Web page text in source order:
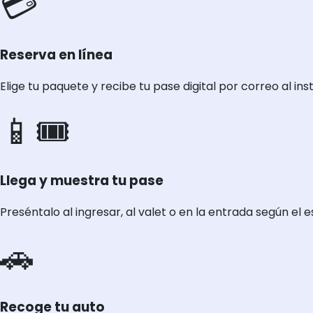
Reserva en línea
Elige tu paquete y recibe tu pase digital por correo al
📱🎟️
Llega y muestra tu pase
Preséntalo al ingresar, al valet o en la entrada según el
🚗
Recoge tu auto